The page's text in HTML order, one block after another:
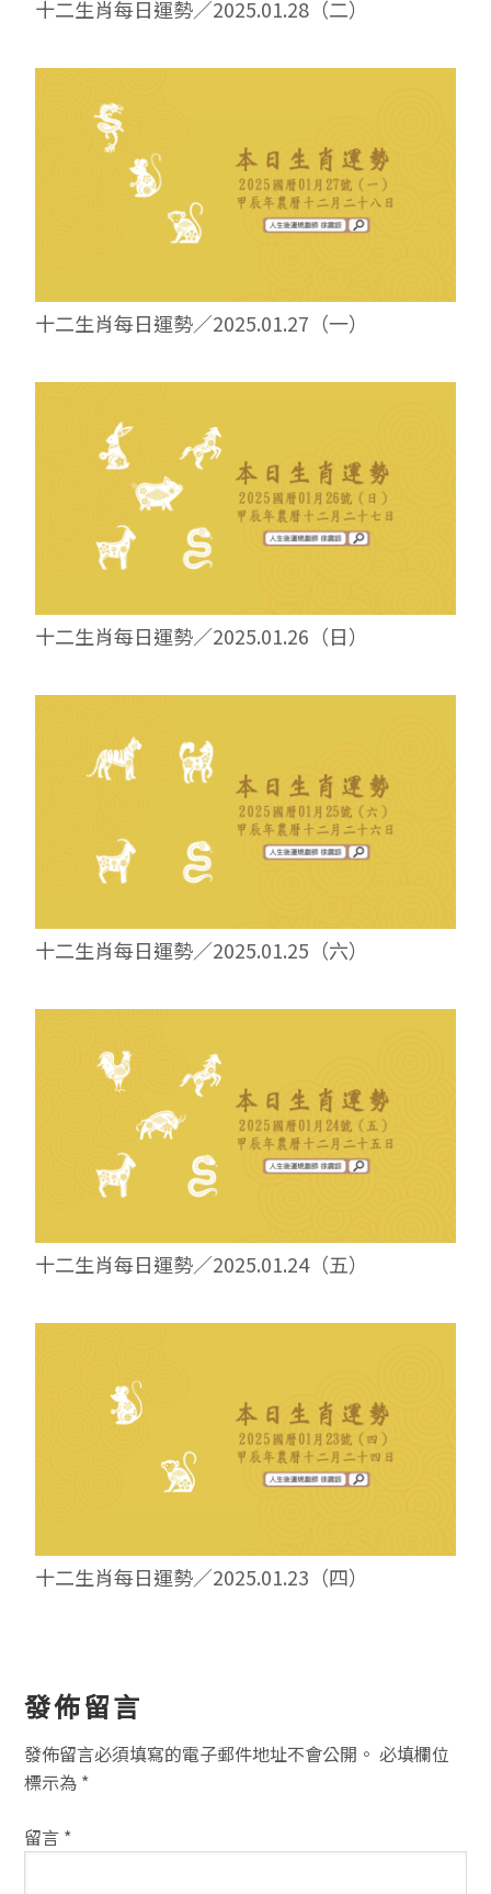
十二生肖每日運勢／2025.01.28（二）
十二生肖每日運勢／2025.01.27（一）
十二生肖每日運勢／2025.01.26（日）
十二生肖每日運勢／2025.01.25（六）
十二生肖每日運勢／2025.01.24（五）
十二生肖每日運勢／2025.01.23（四）
讀
者
互
動
方
發佈留言
發佈留言必須填寫的電子郵件地址不會公開。 必填欄位
標示為 *
留言 *